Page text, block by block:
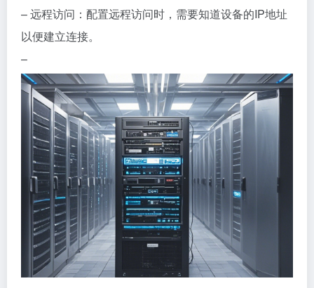
– 远程访问：配置远程访问时，需要知道设备的IP地址
以便建立连接。
–